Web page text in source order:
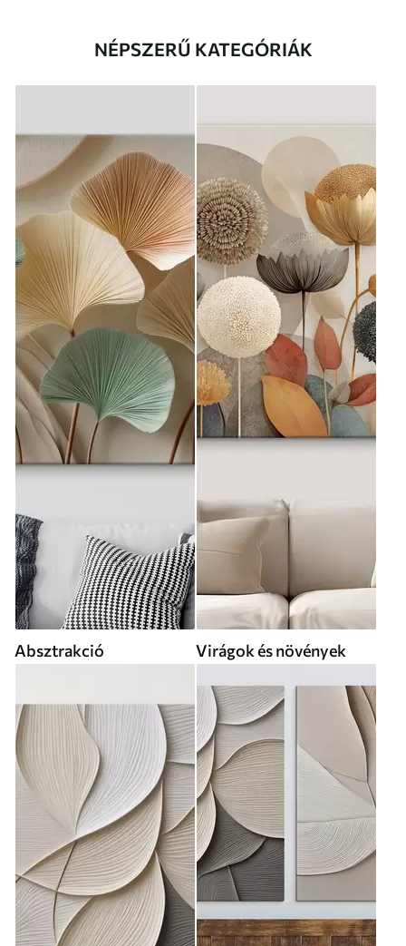
NÉPSZERŰ KATEGÓRIÁK
Absztrakció Virágok és növények